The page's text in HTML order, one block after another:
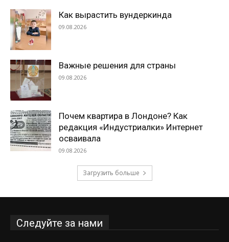
Как вырастить вундеркинда
09.08.2026
Важные решения для страны
09.08.2026
Почем квартира в Лондоне? Как
редакция «Индустриалки» Интернет
осваивала
09.08.2026
Загрузить больше
Следуйте за нами